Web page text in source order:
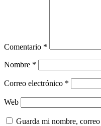
Comentario *
Nombre *
Correo electrónico *
Web
Guarda mi nombre,